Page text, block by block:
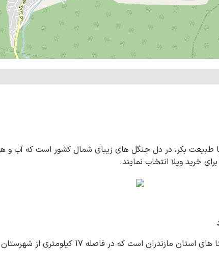
طبیعت بکر، در دل جنگل های زیبای شمال کشور است که آب و
خرید ویلا انتخاب نمایند.
روستای نعمت آباد یکی از زیبا ترین روستا های استان مازندران